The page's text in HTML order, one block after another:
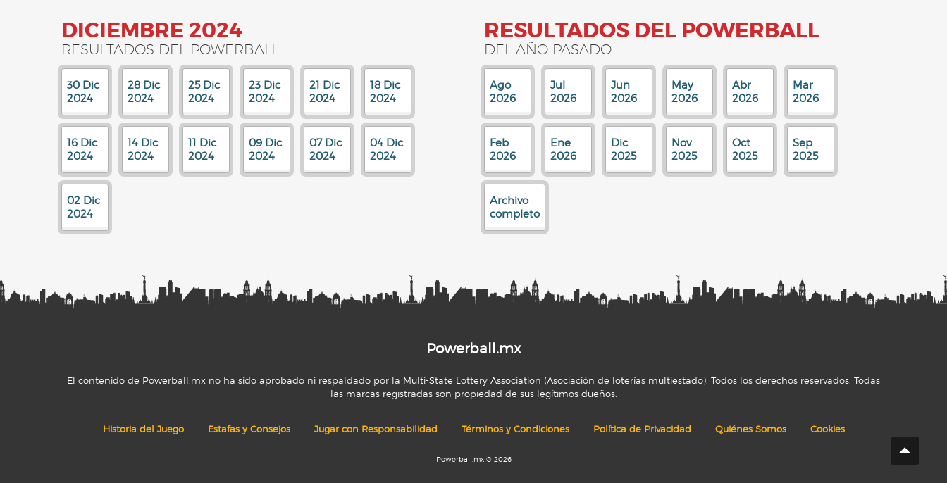
DICIEMBRE 2024
RESULTADOS DEL POWERBALL
30 Dic
2024
28 Dic
2024
25 Dic
2024
23 Dic
2024
21 Dic
2024
18 Dic
2024
16 Dic
2024
14 Dic
2024
11 Dic
2024
09 Dic
2024
07 Dic
2024
04 Dic
2024
02 Dic
2024
RESULTADOS DEL POWERBALL
DEL AÑO PASADO
Ago
2026
Jul
2026
Jun
2026
May
2026
Abr
2026
Mar
2026
Feb
2026
Ene
2026
Dic
2025
Nov
2025
Oct
2025
Sep
2025
Archivo
completo
Powerball.mx
El contenido de Powerball.mx no ha sido aprobado ni respaldado por la Multi-State Lottery Association (Asociación de loterías multiestado). Todos los derechos reservados. Todas
las marcas registradas son propiedad de sus legítimos dueños.
Historia del Juego Estafas y Consejos Jugar con Responsabilidad Términos y Condiciones Política de Privacidad Quiénes Somos Cookies
Powerball.mx © 2026